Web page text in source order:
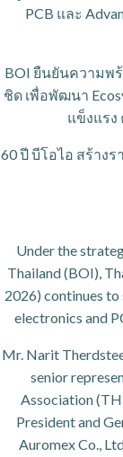
PCB และ
BOI ยืนยันความพ
ชิด เพื่อพัฒนา
แข็งแรง
60 ปี บีโอไอ สร้าง
Under the
Thailand (BOI),
2026) continues
electronics and
Mr. Narit
senior
Association
President and
Auromex Co.,